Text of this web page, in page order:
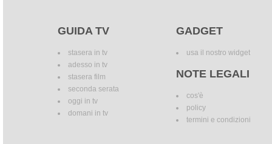
GUIDA TV
stasera in tv
adesso in tv
stasera film
seconda serata
oggi in tv
domani in tv
GADGET
usa il nostro widget
NOTE LEGALI
cos'è
policy
termini e condizioni